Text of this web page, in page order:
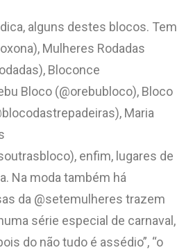
alguns destes blocos. Tem
Mulheres Rodadas
Bloconce
Bloco (@orebubloco), Bloco
Maria
enfim, lugares de
Na moda também há
da @setemulheres trazem
série especial de carnaval,
do não tudo é assédio”, “o